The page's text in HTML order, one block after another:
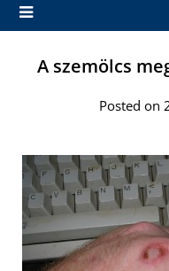
A szemölcs
Posted on